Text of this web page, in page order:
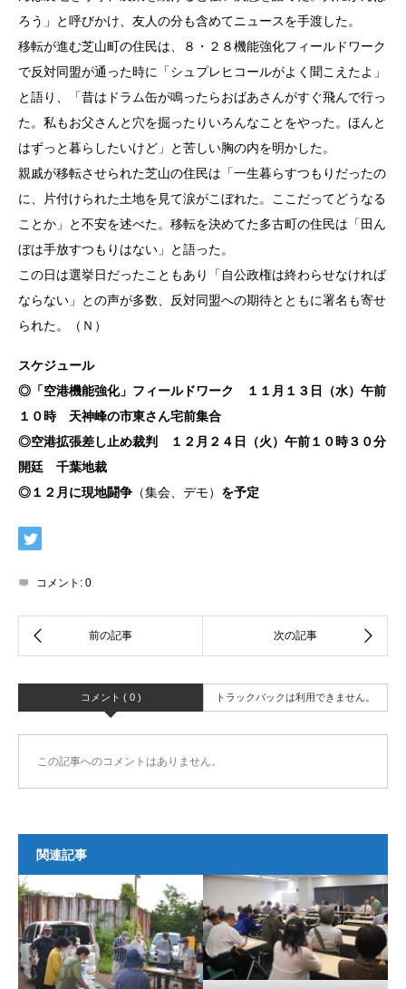
ろう」と呼びかけ、友人の分も含めてニュースを手渡した。
移転が進む芝山町の住民は、８・２８機能強化フィールドワーク
で反対同盟が通った時に「シュプレヒコールがよく聞こえたよ」
と語り、「昔はドラム缶が鳴ったらおばあさんがすぐ飛んで行っ
た。私もお父さんと穴を掘ったりいろんなことをやった。ほんと
はずっと暮らしたいけど」と苦しい胸の内を明かした。
親戚が移転させられた芝山の住民は「一生暮らすつもりだったの
に、片付けられた土地を見て涙がこぼれた。ここだってどうなる
ことか」と不安を述べた。移転を決めてた多古町の住民は「田ん
ぼは手放すつもりはない」と語った。
この日は選挙日だったこともあり「自公政権は終わらせなければ
ならない」との声が多数、反対同盟への期待とともに署名も寄せ
られた。（Ｎ）
スケジュール
◎「空港機能強化」フィールドワーク １１月１３日（水）午前
１０時 天神峰の市東さん宅前集合
◎空港拡張差し止め裁判 １２月２４日（火）午前１０時３０分
開廷 千葉地裁
◎１２月に現地闘争 （集会、デモ） を予定
コメント: 0
コメント ( 0 ) トラックバックは利用できません。
この記事へのコメントはありません。
関連記事